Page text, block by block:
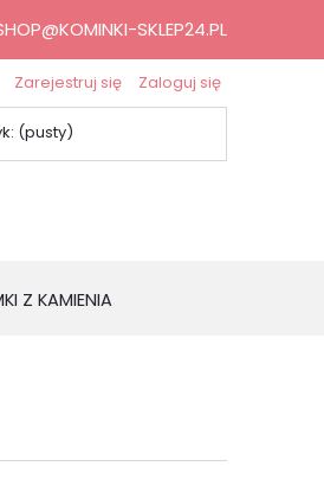
Zarejestruj się Zaloguj się
(pusty)
Z KAMIENIA
SKLEP24.PL